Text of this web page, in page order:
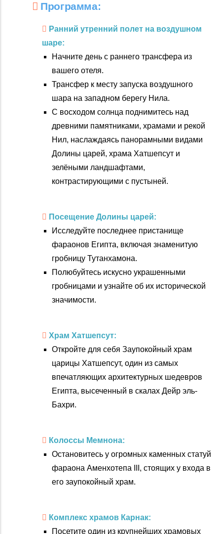
Программа:
Ранний утренний полет на воздушном
шаре:
Начните день с раннего трансфера из
вашего отеля.
Трансфер к месту запуска воздушного
шара на западном берегу Нила.
С восходом солнца поднимитесь над
древними памятниками, храмами и рекой
Нил, наслаждаясь панорамными видами
Долины царей, храма Хатшепсут и
зелёными ландшафтами,
контрастирующими с пустыней.
Посещение Долины царей:
Исследуйте последнее пристанище
фараонов Египта, включая знаменитую
гробницу Тутанхамона.
Полюбуйтесь искусно украшенными
гробницами и узнайте об их исторической
значимости.
Храм Хатшепсут:
Откройте для себя Заупокойный храм
царицы Хатшепсут, один из самых
впечатляющих архитектурных шедевров
Египта, высеченный в скалах Дейр эль-
Бахри.
Колоссы Мемнона:
Остановитесь у огромных каменных статуй
фараона Аменхотепа III, стоящих у входа в
его заупокойный храм.
Комплекс храмов Карнак:
Посетите один из крупнейших храмовых